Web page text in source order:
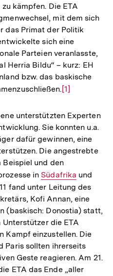
kämpfen. Die ETA
mit dem sich
das Primat der Politik
sich eine
Parteien veranlasste,
Herria Bildu“ – kurz: EH
bzw. das baskische
Zur
der
Fußnote
[1]
unterstützten Experten
Sie konnten u.a.
dafür gewinnen, eine
Die angestrebte
Beispiel und den
in Interner
Link:
Südafrika und
fand unter Leitung des
Kofi Annan, eine
(baskisch: Donostia) statt,
die ETA
Kampf einzustellen. Die
Paris sollten ihrerseits
Geste reagieren. Am 21.
ETA das Ende „aller